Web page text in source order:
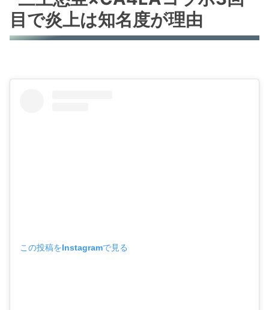
目で炎上は知名度が理由
この投稿をInstagramで見る